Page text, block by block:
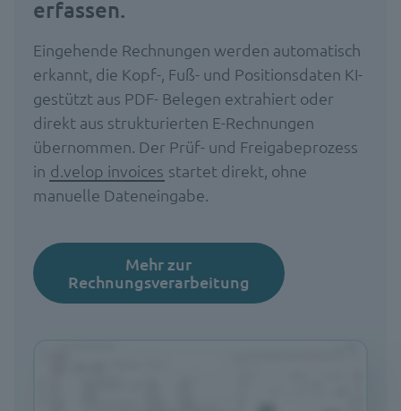
erfassen.
Eingehende Rechnungen werden automatisch
erkannt, die Kopf-, Fuß- und Positionsdaten KI-
gestützt aus PDF- Belegen extrahiert oder
direkt aus strukturierten E-Rechnungen
übernommen. Der Prüf- und Freigabeprozess
in d.velop invoices startet direkt, ohne
manuelle Dateneingabe.
Mehr zur
Rechnungsverarbeitung